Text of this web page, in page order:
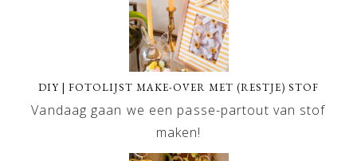
DIY | FOTOLIJST MAKE-OVER MET (RESTJE) STOF
Vandaag gaan we een passe-partout van stof
maken!